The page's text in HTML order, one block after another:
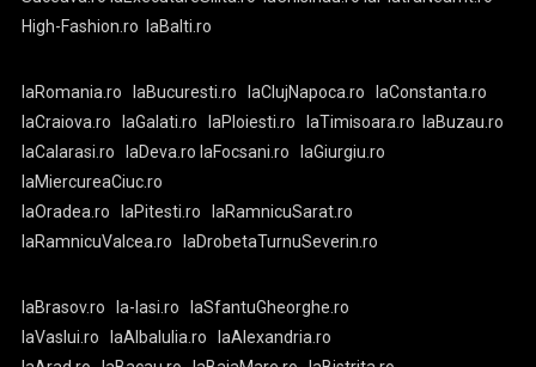
High-Fashion.ro
laBalti.ro
laRomania.ro laBucuresti.ro laClujNapoca.ro
laConstanta.ro
laCraiova.ro
laGalati.ro laPloiesti.ro laTimisoara.ro
laBuzau.ro
laCalarasi.ro
laDeva.ro laFocsani.ro
laGiurgiu.ro
laMiercureaCiuc.ro
laOradea.ro
laPitesti.ro
laRamnicuSarat.ro
laRamnicuValcea.ro
laDrobetaTurnuSeverin.ro
laBrasov.ro la-Iasi.ro
laSfantuGheorghe.ro
laVaslui.ro
laAlbaIulia.ro
laAlexandria.ro